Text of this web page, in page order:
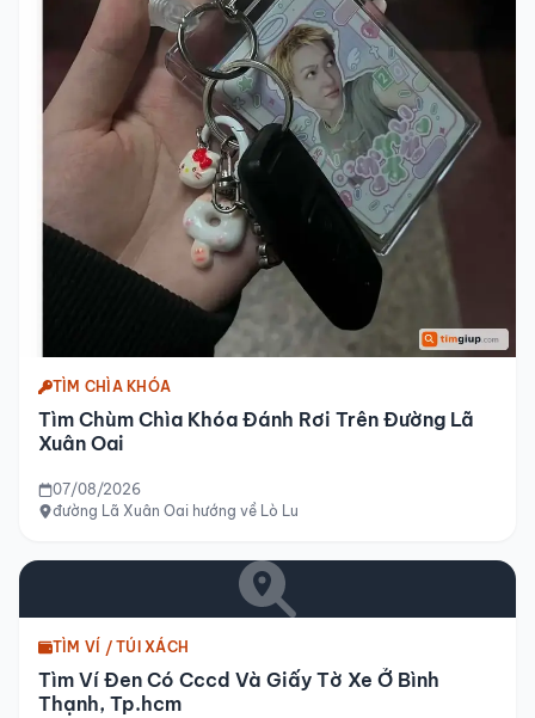
TÌM CHÌA KHÓA
Tìm Chùm Chìa Khóa Đánh Rơi Trên Đường Lã
Xuân Oai
07/08/2026
đường Lã Xuân Oai hướng về Lò Lu
TÌM VÍ / TÚI XÁCH
Tìm Ví Đen Có Cccd Và Giấy Tờ Xe Ở Bình
Thạnh, Tp.hcm